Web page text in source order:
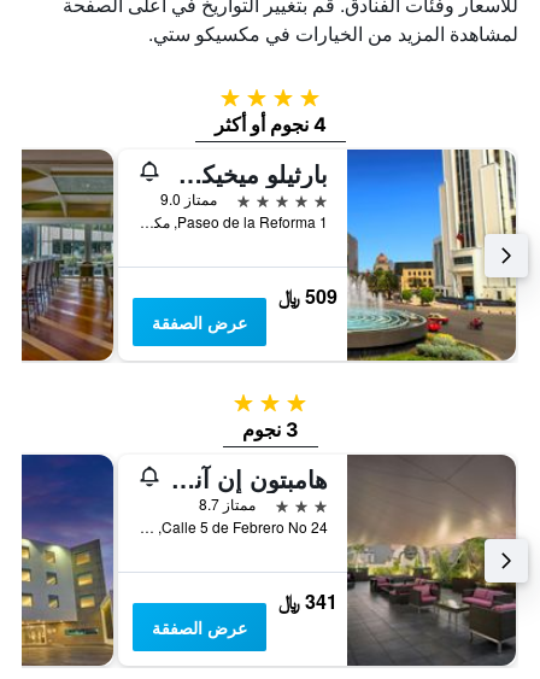
لمشاهدة المزيد من الخيارات في مكسيكو ستي.
4 نجوم
4 نجوم أو أكثر
بارثيلو ميخيكو ريفورما
5 نجوم
ممتاز 9.0
Paseo de la Reforma 1, مكسيكو ستي, ولاية مقاطعة مدينة مكسيكو الفيدرالية, المكسيك
509 ﷼
عرض الصفقة
3 نجوم
3 نجوم
هامبتون إن آند سويتس مكسيكو سيتي
3 نجوم
ممتاز 8.7
Calle 5 de Febrero No 24, مكسيكو ستي, ولاية مقاطعة مدينة مكسيكو الفيدرالية, المكسيك
341 ﷼
عرض الصفقة